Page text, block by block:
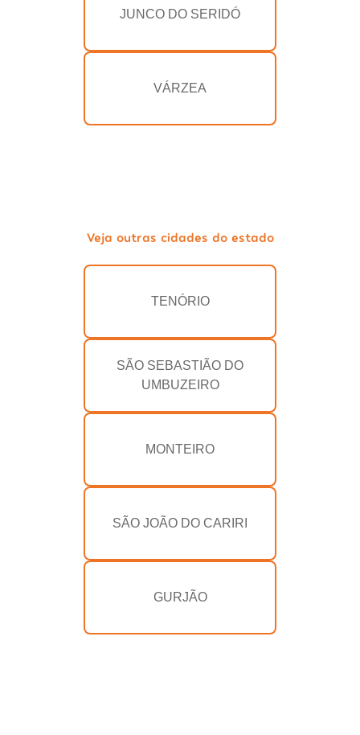
JUNCO DO SERIDÓ
VÁRZEA
Veja outras cidades do estado
TENÓRIO
SÃO SEBASTIÃO DO
UMBUZEIRO
MONTEIRO
SÃO JOÃO DO CARIRI
GURJÃO